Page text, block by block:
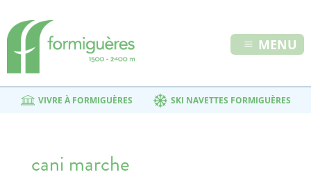
MENU
VIVRE À FORMIGUÈRES SKI NAVETTES FORMIGUÈRES
cani marche